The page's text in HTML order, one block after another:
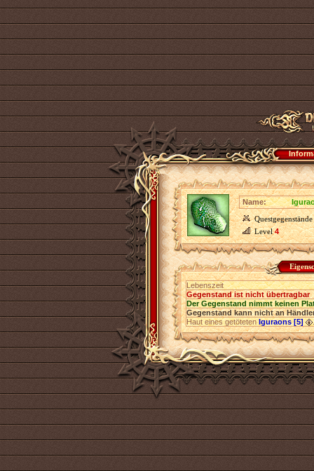
Name:
Questgegenstände
Level4
Lebenszeit
Gegenstand ist nicht übertragbar
Der Gegenstand nimmt keinen
Gegenstand kann nicht an
Haut eines getötetenIguraons [5] .